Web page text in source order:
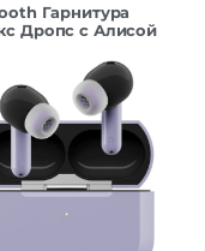
Гарнитура
Дропс с Алисой